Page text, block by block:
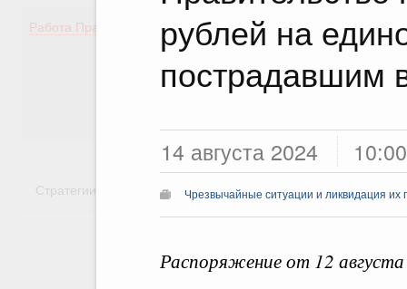
рублей на
пострадавшим
14 августа 2024 10:00
Чрезвычайные ситуации и ликвидация их
Распоряжение от 12
Работа Правительства
Демография
Здоровье
Культура
Стратегии Государственные программы